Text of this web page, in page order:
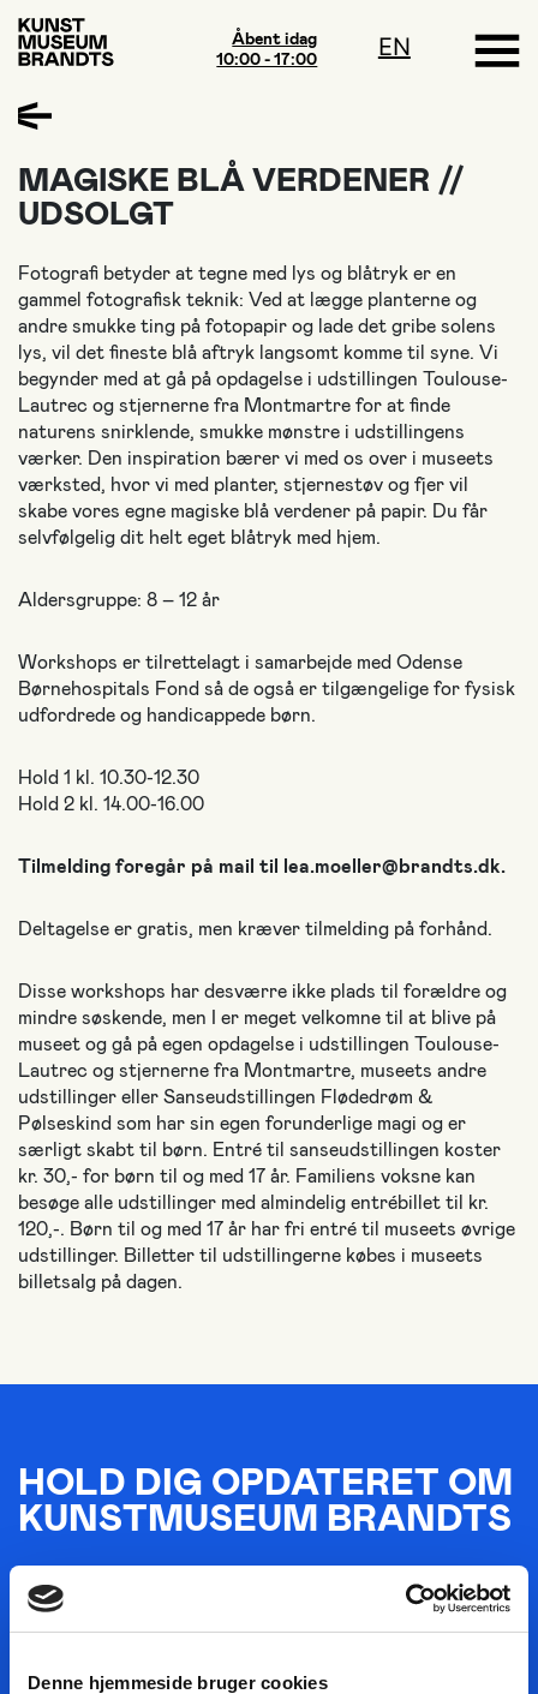
Denne hjemmeside bruger cookies
Åbent idag
10:00 - 17:00
EN
MAGISKE BLÅ VERDENER //
UDSOLGT
Fotografi betyder at tegne med lys og blåtryk er en
gammel fotografisk teknik: Ved at lægge planterne og
andre smukke ting på fotopapir og lade det gribe solens
lys, vil det fineste blå aftryk langsomt komme til syne. Vi
begynder med at gå på opdagelse i udstillingen Toulouse-
Lautrec og stjernerne fra Montmartre for at finde
naturens snirklende, smukke mønstre i udstillingens
værker. Den inspiration bærer vi med os over i museets
værksted, hvor vi med planter, stjernestøv og fjer vil
skabe vores egne magiske blå verdener på papir. Du får
selvfølgelig dit helt eget blåtryk med hjem.
Aldersgruppe: 8 – 12 år
Workshops er tilrettelagt i samarbejde med Odense
Børnehospitals Fond så de også er tilgængelige for fysisk
udfordrede og handicappede børn.
Hold 1 kl. 10.30-12.30
Hold 2 kl. 14.00-16.00
Tilmelding foregår på mail til lea.moeller@brandts.dk.
Deltagelse er gratis, men kræver tilmelding på forhånd.
Disse workshops har desværre ikke plads til forældre og
mindre søskende, men I er meget velkomne til at blive på
museet og gå på egen opdagelse i udstillingen Toulouse-
Lautrec og stjernerne fra Montmartre, museets andre
udstillinger eller Sanseudstillingen Flødedrøm &
Pølseskind som har sin egen forunderlige magi og er
særligt skabt til børn. Entré til sanseudstillingen koster
kr. 30,- for børn til og med 17 år. Familiens voksne kan
besøge alle udstillinger med almindelig entrébillet til kr.
120,-. Børn til og med 17 år har fri entré til museets øvrige
udstillinger. Billetter til udstillingerne købes i museets
billetsalg på dagen.
HOLD DIG OPDATERET OM
KUNSTMUSEUM BRANDTS